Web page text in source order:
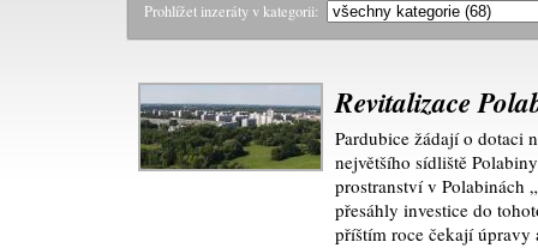
Prohlížet inzeráty v kategorii:
Revitalizace
Pardubice žádají o dotaci
největšího sídliště
prostranství v Polabinách
přesáhly investice do
příštím roce čekají